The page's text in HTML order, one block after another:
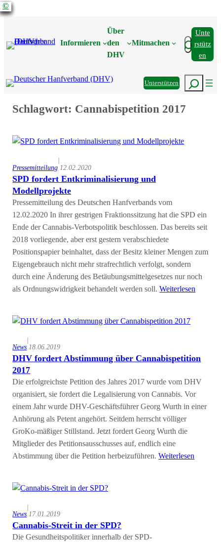
Zum
Informieren
Über
den
DHV
Mitmachen Suchen
Unte
Rstütz
En
UnterstützenSuchen
Schlagwort: Cannabispetition 2017
©
Pressemitteilung
|
12.02.2020
SPD fordert Entkriminalisierung und
Modellprojekte
Pressemitteilung des Deutschen Hanfverbands vom
12.02.2020 In ihrer gestrigen Fraktionssitzung hat die SPD ein
Ende der Cannabis-Verbotspolitik beschlossen. Das bereits seit
2018 vorliegende, aber erst gestern verabschiedete
Positionspapier beinhaltet, dass der Besitz kleiner Mengen zum
Eigengebrauch nicht mehr strafrechtlich verfolgt, sondern
durch eine Änderung des Betäubungsmittelgesetzes nur noch
als Ordnungswidrigkeit behandelt werden soll.Weiterlesen
©
News
|
18.06.2019
DHV fordert Abstimmung über Cannabispetition
2017
Die erfolgreichste Petition des Jahres 2017 wurde vom DHV
organisiert, sie fordert die Legalisierung von Cannabis. Vor
einem Jahr wurde DHV-Geschäftsführer Georg Wurth in einer
Anhörung als Petent angehört. Seitdem herrscht völliger
GroKo-mäßiger Stillstand. Jetzt fordert Georg Wurth die
Mitglieder des Petitionsausschusses auf, endlich eine
Abstimmung über die Petition herbeizuführen.Weiterlesen
©
News
|
17.01.2019
Cannabis-Streit in der SPD?
Die Gesundheitspolitiker innerhalb der SPD-
©
©
©
©
©
©
©